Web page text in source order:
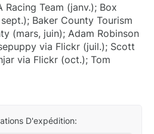
Racing Team (janv.); Box
Baker County Tourism
(mars, juin); Adam Robinson
via Flickr (juil.); Scott
via Flickr (oct.); Tom
D'expédition: